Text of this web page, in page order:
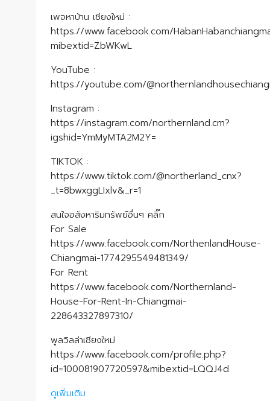
เพจหาบ้าน เชียงใหม่ :
https://www.facebook.com/
mibextid=ZbWKwL
YouTube :
https://youtube.com/
Instagram :
https://instagram.com/northernland.cm?
igshid=YmMyMTA2M2Y=
TIKTOK :
https://www.tiktok.com/@northerland_cnx?
_t=8bwxggLIxlv&_r=1
สนใจอสังหาริมทรัพย์อื่นๆ คลิ๊ก
For Sale
https://www.facebook.com/NorthenlandHouse-
Chiangmai-1774295549481349/
For Rent
https://www.facebook.com/Northernland-
House-For-Rent-In-Chiangmai-
228643327897310/
พูลวิลล่าเชียงใหม่
https://www.facebook.com/profile.php?
id=100081907720597&mibextid=LQQJ4d
ดูเพิ่มเติม